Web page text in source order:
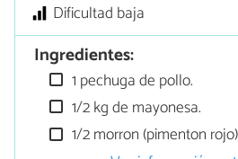
Dificultad baja
Ingredientes:
1 pechuga de pollo.
1/2 kg de mayonesa.
1/2 morron (pimenton rojo)